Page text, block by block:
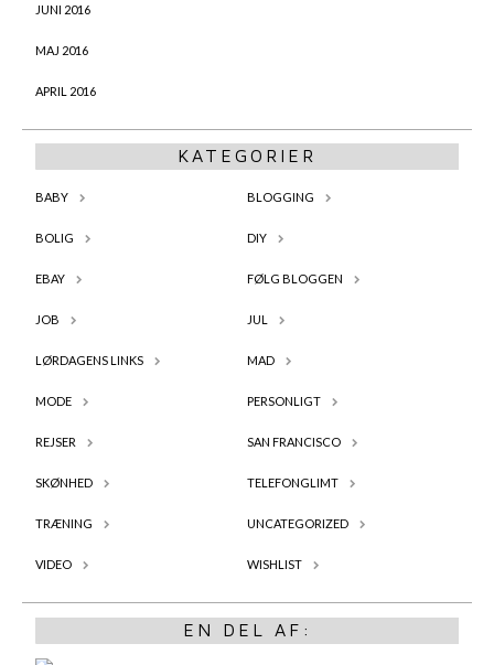
JUNI 2016
MAJ 2016
APRIL 2016
KATEGORIER
BABY BLOGGING
BOLIG DIY
EBAY FØLG BLOGGEN
JOB JUL
LØRDAGENS LINKS MAD
MODE PERSONLIGT
REJSER SAN FRANCISCO
SKØNHED TELEFONGLIMT
TRÆNING UNCATEGORIZED
VIDEO WISHLIST
EN DEL AF: